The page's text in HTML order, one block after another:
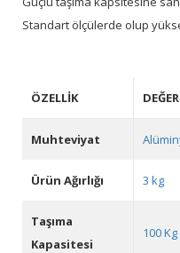
Standart ölçülerde olup
ÖZELLIK DEĞER
Muhteviyat
Ürün Ağırlığı 3 kg
Taşıma
Kapasitesi
100 Kg